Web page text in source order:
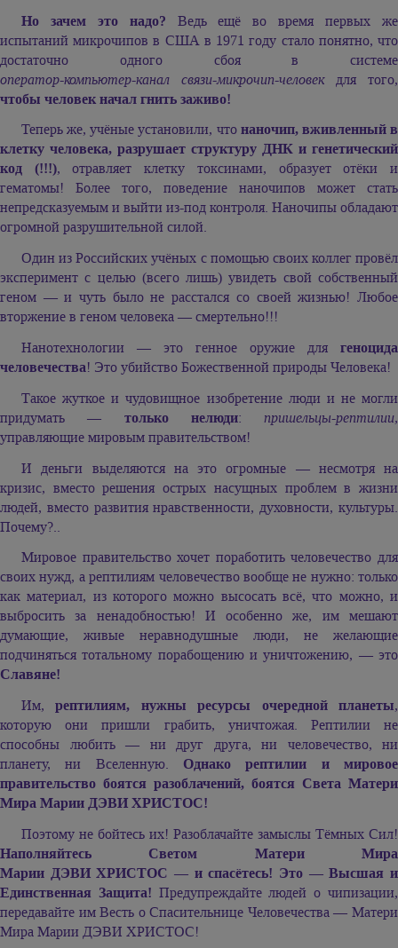
Но зачем это надо? Ведь ещё во время первых же
испытаний микрочипов в США в 1971 году стало понятно, что
достаточно одного сбоя в системе
оператор-компьютер-канал связи-микрочип-человекдля того,
чтобы человек начал гнить заживо!
Теперь же, учёные установили, чтонаночип, вживленный в
клетку человека, разрушает структуру ДНК и генетический
код (!!!), отравляет клетку токсинами, образует отёки и
гематомы! Более того, поведение наночипов может стать
непредсказуемым и выйти из-под контроля. Наночипы обладают
огромной разрушительной силой.
Один из Российских учёных с помощью своих коллег провёл
эксперимент с целью (всего лишь) увидеть свой собственный
геном — и чуть было не расстался со своей жизнью! Любое
вторжение в геном человека — смертельно!!!
Нанотехнологии — это генное оружие для геноцида
человечества! Это убийство Божественной природы Человека!
Такое жуткое и чудовищное изобретение люди и не могли
придумать — только нелюди: пришельцы-рептилии,
управляющие мировым правительством!
И деньги выделяются на это огромные — несмотря на
кризис, вместо решения острых насущных проблем в жизни
людей, вместо развития нравственности, духовности, культуры.
Почему?..
Мировое правительство хочет поработить человечество для
своих нужд, а рептилиям человечество вообще не нужно: только
как материал, из которого можно высосать всё, что можно, и
выбросить за ненадобностью! И особенно же, им мешают
думающие, живые неравнодушные люди, не желающие
подчиняться тотальному порабощению и уничтожению, — это
Славяне!
Им,рептилиям, нужны ресурсы очередной планеты,
которую они пришли грабить, уничтожая. Рептилии не
способны любить — ни друг друга, ни человечество, ни
планету, ни Вселенную. Однако рептилии и мировое
правительство боятся разоблачений, боятся Света Матери
МираМарии ДЭВИ ХРИСТОС!
Поэтому не бойтесь их! Разоблачайте замыслы Тёмных Сил!
Наполняйтесь Светом Матери Мира
Марии ДЭВИ ХРИСТОС — и спасётесь! Это — Высшая и
Единственная Защита! Предупреждайте людей о чипизации,
передавайте им Весть о Спасительнице Человечества — Матери
МираМарии ДЭВИ ХРИСТОС!